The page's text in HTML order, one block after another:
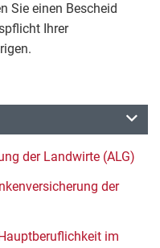
Sie einen Bescheid
Ihrer
der Landwirte (ALG)
der
im